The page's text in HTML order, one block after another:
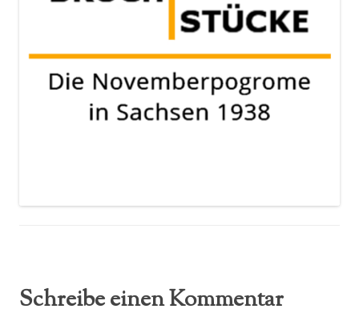
Schreibe einen Kommentar